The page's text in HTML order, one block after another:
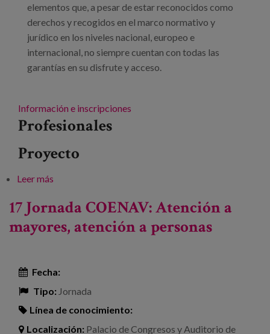
elementos que, a pesar de estar reconocidos como
derechos y recogidos en el marco normativo y
jurídico en los niveles nacional, europeo e
internacional, no siempre cuentan con todas las
garantías en su disfrute y acceso.
Información e inscripciones
Profesionales
Proyecto
Leer más
Amigables con las Personas Mayores"
17 Jornada COENAV: Atención a
mayores, atención a personas
Fecha:
Tipo: Jornada
Línea de conocimiento:
Localización: Palacio de Congresos y Auditorio de